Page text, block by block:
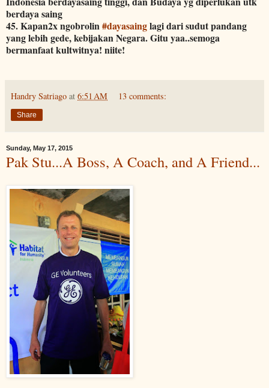
berdaya saing
45. Kapan2x ngobrolin#dayasainglagi dari sudut pandang
yang lebih gede, kebijakan Negara. Gitu yaa..semoga
bermanfaat kultwitnya! niite!
Handry Satriago at 6:51 AM 13 comments:
Share
Sunday, May 17, 2015
Pak Stu...A Boss, A Coach, and A Friend...